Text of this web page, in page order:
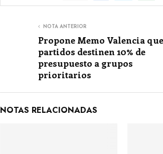
NOTA ANTERIOR
Propone Memo Valencia que
partidos destinen 10% de
presupuesto a grupos
prioritarios
NOTAS RELACIONADAS